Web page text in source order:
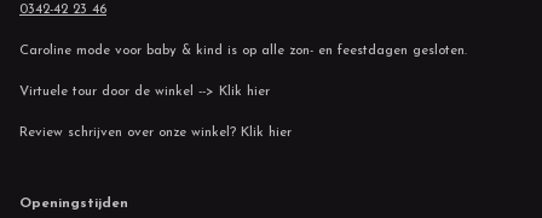
0342-42 23 46
Caroline mode voor baby & kind is op alle zon- en feestdagen gesloten.
Virtuele tour door de winkel --> Klik hier
Review schrijven over onze winkel? Klik hier
Openingstijden